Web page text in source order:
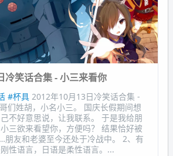
冷笑话合集 - 小三来看你
#杯具 2012年10月13日冷笑话合集 -
们姓胡，小名小三。 国庆长假期间想
不好意思说，让我联系。 于是我给朋
三欲来看望你，方便吗？ 结果恰好被
友和老婆至今还处于冷战中。 2、有
性语言，日语是柔性语言。...